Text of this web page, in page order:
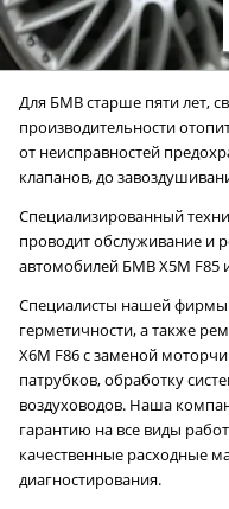
Для БМВ старше пяти лет,
производительности
от неисправностей
клапанов, до
Специализированный
проводит обслуживание и
автомобилей БМВ X5M F85
Специалисты нашей фирмы
герметичности, а также
X6M F86 с заменой
патрубков, обработку
воздуховодов. Наша
гарантию на все виды
качественные расходные
диагностирования.